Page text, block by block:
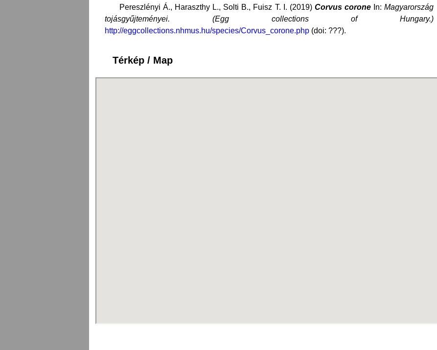
Pereszlényi Á., Haraszthy L., Solti B., Fuisz T. I. (2019) Corvus coroneIn:Magyarország
tojásgyűjteményei. (Egg collections of Hungary.)
http://eggcollections.nhmus.hu/species/Corvus_corone.php (doi: ???).
Térkép / Map